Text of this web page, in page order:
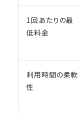
1回あたりの最
低料金
利用時間の柔軟
性